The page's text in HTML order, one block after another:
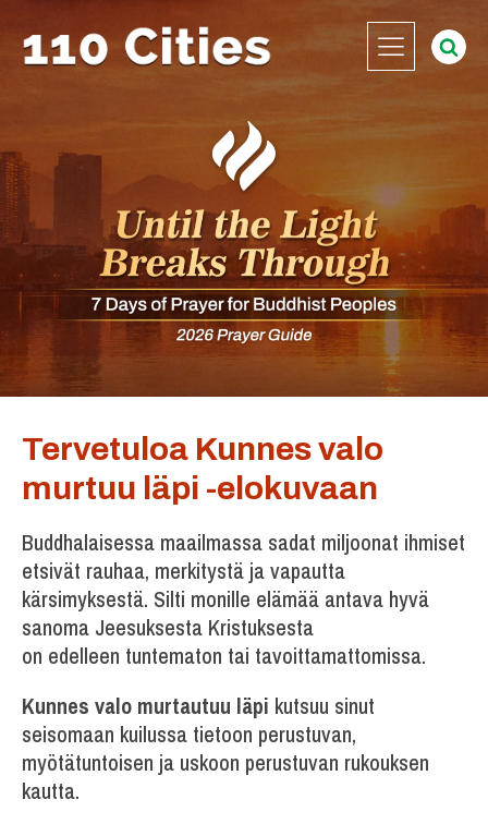
Tervetuloa Kunnes valo
murtuu läpi -elokuvaan
Buddhalaisessa maailmassa sadat miljoonat ihmiset
etsivät rauhaa, merkitystä ja vapautta
kärsimyksestä. Silti monille elämää antava hyvä
sanoma Jeesuksesta Kristuksesta
on edelleen tuntematon tai tavoittamattomissa.
Kunnes valo murtautuu läpi kutsuu sinut
seisomaan kuilussa tietoon perustuvan,
myötätuntoisen ja uskoon perustuvan rukouksen
kautta.